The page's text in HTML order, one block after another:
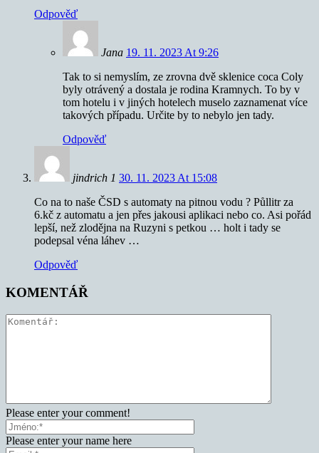
Odpověď
Jana 19. 11. 2023 At 9:26
Tak to si nemyslím, ze zrovna dvě sklenice coca Coly
byly otrávený a dostala je rodina Kramnych. To by v
tom hotelu i v jiných hotelech muselo zaznamenat více
takových případu. Určite by to nebylo jen tady.
Odpověď
jindrich 1 30. 11. 2023 At 15:08
Co na to naše ČSD s automaty na pitnou vodu ? Půllitr za
6.kč z automatu a jen přes jakousi aplikaci nebo co. Asi pořád
lepší, než zlodějna na Ruzyni s petkou … holt i tady se
podepsal véna láhev …
Odpověď
KOMENTÁŘ
Please enter your comment!
Please enter your name here